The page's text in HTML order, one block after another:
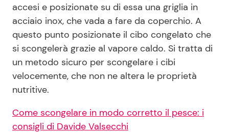
accesi e posizionate su di essa una griglia in
acciaio inox, che vada a fare da coperchio. A
questo punto posizionate il cibo congelato che
si scongelerà grazie al vapore caldo. Si tratta di
un metodo sicuro per scongelare i cibi
velocemente, che non ne altera le proprietà
nutritive.
Come scongelare in modo corretto il pesce: i
consigli di Davide Valsecchi